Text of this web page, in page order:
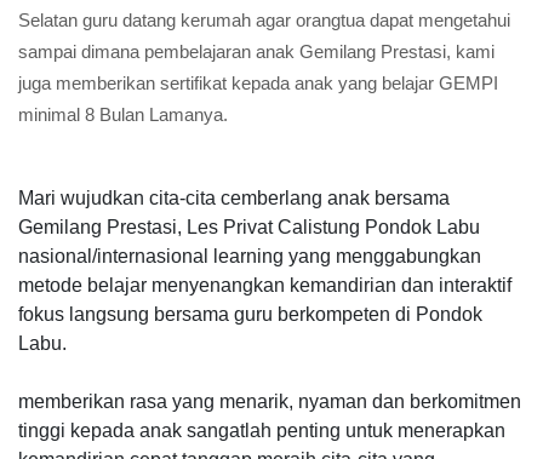
Selatan guru datang kerumah agar orangtua dapat mengetahui
sampai dimana pembelajaran anak Gemilang Prestasi, kami
juga memberikan sertifikat kepada anak yang belajar GEMPI
minimal 8 Bulan Lamanya.
Mari wujudkan cita-cita cemberlang anak bersama
Gemilang Prestasi, Les Privat Calistung Pondok Labu
nasional/internasional learning yang menggabungkan
metode belajar menyenangkan kemandirian dan interaktif
fokus langsung bersama guru berkompeten di Pondok
Labu.
memberikan rasa yang menarik, nyaman dan berkomitmen
tinggi kepada anak sangatlah penting untuk menerapkan